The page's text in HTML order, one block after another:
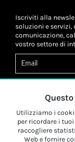
Iscriviti alla
soluzioni e servizi,
comunicazione,
vostro settore di
Letta
personali*
Letta
personali a
Utilizziamo i
per ricordare i
raccogliere
Web e fornire